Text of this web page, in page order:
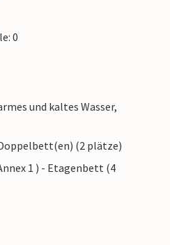
0
und kaltes Wasser,
(2 plätze)
1 ) - Etagenbett (4